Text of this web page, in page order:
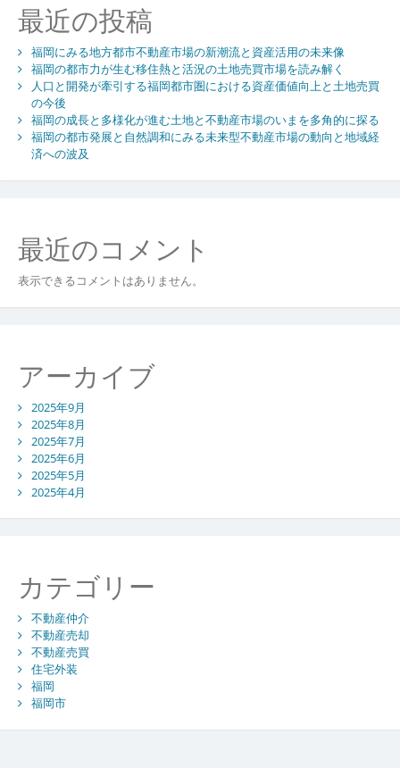
秘
訣
最近の投稿
福岡にみる地方都市不動産市場の新潮流と資産活用の未来像
福岡の都市力が生む移住熱と活況の土地売買市場を読み解く
人口と開発が牽引する福岡都市圏における資産価値向上と土地売買
の今後
福岡の成長と多様化が進む土地と不動産市場のいまを多角的に探る
福岡の都市発展と自然調和にみる未来型不動産市場の動向と地域経
済への波及
最近のコメント
表示できるコメントはありません。
アーカイブ
2025年9月
2025年8月
2025年7月
2025年6月
2025年5月
2025年4月
カテゴリー
不動産仲介
不動産売却
不動産売買
住宅外装
福岡
福岡市